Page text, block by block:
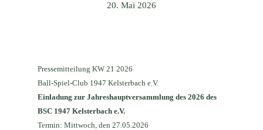
20. Mai 2026
Pressemitteilung KW 21 2026
Ball-Spiel-Club 1947 Kelsterbach e.V.
Einladung zur Jahreshauptversammlung des 2026 des
BSC 1947 Kelsterbach e.V.
Termin: Mittwoch, den 27.05.2026